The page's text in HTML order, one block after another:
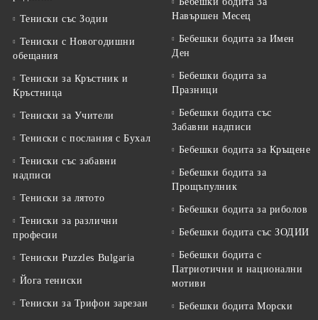
Тениски със Зодии
Тениски с Новогодишни
обещания
Тениски за Кръстник и
Кръстница
Тениски за Учители
Тениски с послания с Бухал
Тениски със забавни
надписи
Тениски за лятото
Тениски за различни
професии
Тениски Puzzles Bulgaria
Йога тениски
Тениски за Трифон зарезан
Навършен Месец
Бебешки бодита за Имен
Ден
Бебешки бодита за
Празници
Бебешки бодита със
Забавни надписи
Бебешки бодита за Кръщене
Бебешки бодита за
Прощъпулник
Бебешки бодита за риболов
Бебешки бодита със ЗОДИИ
Бебешки бодита с
Патриотични и национални
мотиви
Бебешки бодита Морски